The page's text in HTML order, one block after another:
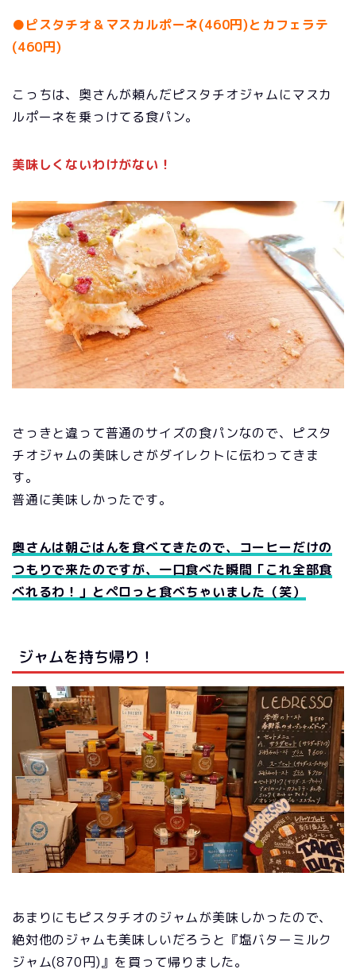
●ピスタチオ＆マスカルポーネ(460円)とカフェラテ
(460円)
こっちは、奥さんが頼んだピスタチオジャムにマスカ
ルポーネを乗っけてる食パン。
美味しくないわけがない！
さっきと違って普通のサイズの食パンなので、ピスタ
チオジャムの美味しさがダイレクトに伝わってきま
す。
普通に美味しかったです。
奥さんは朝ごはんを食べてきたので、コーヒーだけの
つもりで来たのですが、一口食べた瞬間「これ全部食
べれるわ！」とペロっと食べちゃいました（笑）
ジャムを持ち帰り！
あまりにもピスタチオのジャムが美味しかったので、
絶対他のジャムも美味しいだろうと『塩バターミルク
ジャム(870円)』を買って帰りました。